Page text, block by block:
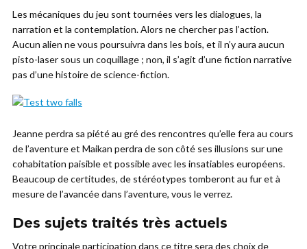
Les mécaniques du jeu sont tournées vers les dialogues, la
narration et la contemplation. Alors ne chercher pas l’action.
Aucun alien ne vous poursuivra dans les bois, et il n’y aura aucun
pisto-laser sous un coquillage ; non, il s’agit d’une fiction narrative
pas d’une histoire de science-fiction.
Jeanne perdra sa piété au gré des rencontres qu’elle fera au cours
de l’aventure et Maikan perdra de son côté ses illusions sur une
cohabitation paisible et possible avec les insatiables européens.
Beaucoup de certitudes, de stéréotypes tomberont au fur et à
mesure de l’avancée dans l’aventure, vous le verrez.
Des sujets traités très actuels
Votre principale participation dans ce titre sera des choix de